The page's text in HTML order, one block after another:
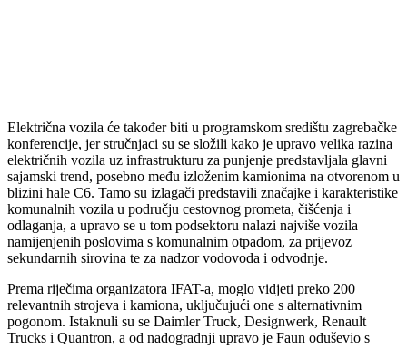
Električna vozila će također biti u programskom središtu zagrebačke
konferencije, jer stručnjaci su se složili kako je upravo velika razina
električnih vozila uz infrastrukturu za punjenje predstavljala glavni
sajamski trend, posebno među izloženim kamionima na otvorenom u
blizini hale C6. Tamo su izlagači predstavili značajke i karakteristike
komunalnih vozila u području cestovnog prometa, čišćenja i
odlaganja, a upravo se u tom podsektoru nalazi najviše vozila
namijenjenih poslovima s komunalnim otpadom, za prijevoz
sekundarnih sirovina te za nadzor vodovoda i odvodnje.
Prema riječima organizatora IFAT-a, moglo vidjeti preko 200
relevantnih strojeva i kamiona, uključujući one s alternativnim
pogonom. Istaknuli su se Daimler Truck, Designwerk, Renault
Trucks i Quantron, a od nadogradnji upravo je Faun oduševio s